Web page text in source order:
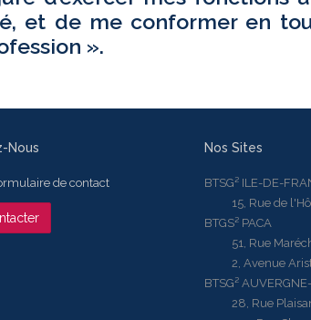
et de me conformer en
».
Nous
de contact
Nos Sites
BTSG² ILE-DE-
15, Rue de
BTGS² PACA
51, Rue
2, Avenue
BTSG²
28, Rue